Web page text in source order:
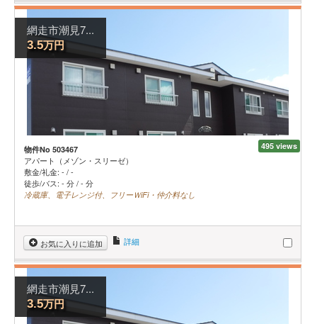
網走市潮見7...
3.5万円
495 views
物件No 503467
アパート（メゾン・スリーゼ）
敷金/礼金: - /-
徒歩/バス: - 分 / - 分
冷蔵庫、電子レンジ付、フリーＷiFi・仲介料なし
お気に入りに追加 詳細
網走市潮見7...
3.5万円